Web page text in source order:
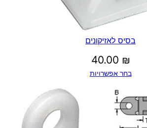
בסיס לאזיקונים
40.00 ₪
בחר אפשרויות